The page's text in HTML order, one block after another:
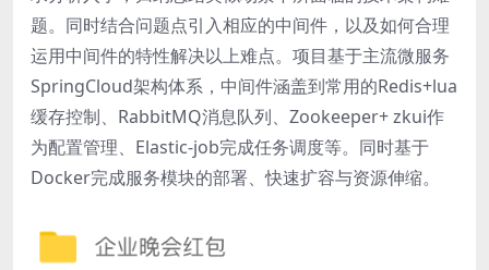
题。同时结合问题点引入相应的中间件，以及如何合理
运用中间件的特性解决以上难点。项目基于主流微服务
SpringCloud架构体系，中间件涵盖到常用的Redis+lua
缓存控制、RabbitMQ消息队列、Zookeeper+ zkui作
为配置管理、Elastic-job完成任务调度等。同时基于
Docker完成服务模块的部署、快速扩容与资源伸缩。